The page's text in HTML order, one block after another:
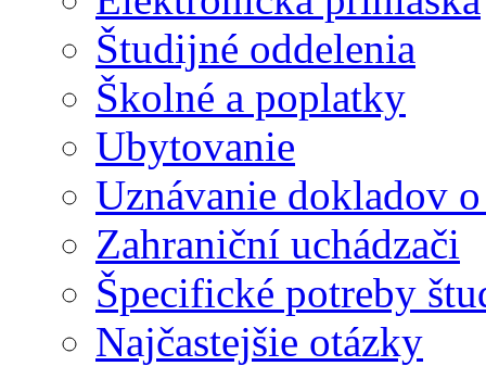
Študijné oddelenia
Školné a poplatky
Ubytovanie
Uznávanie dokladov
Zahraniční uchádzači
Špecifické potreby
Najčastejšie otázky